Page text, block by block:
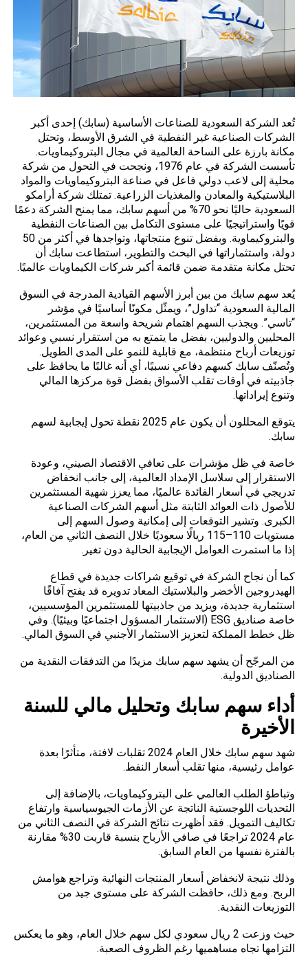
تُعد الشركة السعودية للصناعات الأساسية (سابك) إحدى أكبر
الشركات الصناعية غير النفطية في الشرق الأوسط، وتحتل
مكانة بارزة على الساحة العالمية في مجال البتروكيماويات.
تأسست الشركة في عام 1976، ونجحت في التحول من شركة
محلية إلى لاعب دولي فاعل في صناعة البتروكيماويات والمواد
البلاستيكية والمعادن والمغذيات الزراعية. تمتلك شركة أرامكو
السعودية حاليًا نحو 70% من أسهم سابك، مما يمنح الشركة دعمًا
قويًا واستراتيجيًا على مستوى التكامل بين الصناعات النفطية
والبتروكيماوية. وبفضل تنوع منتجاتها، وتواجدها في أكثر من 50
دولة، واستثماراتها في البحث والتطوير، استطاعت سابك أن
تحتل مكانة متقدمة ضمن قائمة أكبر شركات الكيماويات عالميًا.
يُعد سهم سابك من بين أبرز الأسهم القيادية المدرجة في السوق
المالية السعودية “تداول”، ويمثّل مكونًا أساسيًا في مؤشر
“تاسي”. ويجذب السهم اهتمام شريحة واسعة من المستثمرين،
المحليين والدوليين، بفضل ما يتمتع به من استقرار نسبي وعوائد
توزيعات أرباح منتظمة، مع قابلية للنمو على المدى الطويل.
وتُصنّف سابك كسهم دفاعي نسبيًا، أي أنه غالبًا ما يحافظ على
جاذبيته في أوقات تقلب الأسواق بفضل قوة مركزها المالي
وتنوع إيراداتها.
يتوقع المحللون أن يكون عام 2025 نقطة تحول إيجابية لسهم
سابك.
خاصة في ظل مؤشرات على تعافي الاقتصاد الصيني، وعودة
الاستقرار إلى سلاسل الإمداد العالمية، إلى جانب انخفاض
تدريجي في أسعار الفائدة عالميًا، مما يعزز شهية المستثمرين
للأصول ذات العوائد الثابتة مثل أسهم الشركات الصناعية
الكبرى. وتشير التوقعات إلى إمكانية وصول السهم إلى
مستويات 110–115 ريالًا سعوديًا خلال النصف الثاني من العام،
إذا ما استمرت العوامل الإيجابية الحالية دون تغير.
كما أن نجاح الشركة في توقيع شراكات جديدة في قطاع
الهيدروجين الأخضر والبلاستيك المعاد تدويره قد يفتح آفاقًا
استثمارية جديدة، ويزيد من جاذبيتها للمستثمرين المؤسسيين،
خاصة صناديق ESG (الاستثمار المسؤول اجتماعيًا وبيئيًا). وفي
ظل خطط المملكة لتعزيز الاستثمار الأجنبي في السوق المالي.
من المرجّح أن يشهد سهم سابك مزيدًا من التدفقات النقدية من
الصناديق الدولية.
أداء سهم سابك وتحليل مالي للسنة
الأخيرة
شهد سهم سابك خلال العام 2024 تقلبات لافتة، متأثرًا بعدة
عوامل رئيسية، منها تقلب أسعار النفط.
وتباطؤ الطلب العالمي على البتروكيماويات، بالإضافة إلى
التحديات اللوجستية الناتجة عن الأزمات الجيوسياسية وارتفاع
تكاليف التمويل. فقد أظهرت نتائج الشركة في النصف الثاني من
عام 2024 تراجعًا في صافي الأرباح بنسبة قاربت 30% مقارنة
بالفترة نفسها من العام السابق.
وذلك نتيجة لانخفاض أسعار المنتجات النهائية وتراجع هوامش
الربح. ومع ذلك، حافظت الشركة على مستوى جيد من
التوزيعات النقدية.
حيث وزعت 2 ريال سعودي لكل سهم خلال العام، وهو ما يعكس
التزامها تجاه مساهميها رغم الظروف الصعبة.